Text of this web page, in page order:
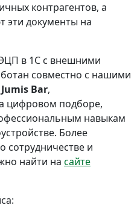
контрагентов, а
эти документы на
в 1С с внешними
совместно с нашими
Jumis Bar,
цифровом подборе,
навыкам
Более
и
найти на сайте